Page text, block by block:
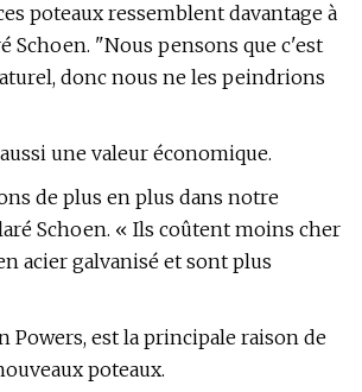
poteaux ressemblent davantage à
Schoen. "Nous pensons que c'est
donc nous ne les peindrions
une valeur économique.
de plus en plus dans notre
Schoen. « Ils coûtent moins cher
acier galvanisé et sont plus
Powers, est la principale raison de
poteaux.